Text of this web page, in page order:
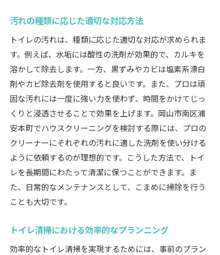
汚れの種類に応じた適切な対応方法
トイレの汚れは、種類に応じた適切な対応が求められま
す。例えば、水垢には酸性の洗剤が効果的で、カルキを
溶かして除去します。一方、黒ずみやカビは塩素系漂白
剤やカビ除去剤を使用すると良いです。また、プロは頑
固な汚れには一度に強い力を使わず、時間をかけてじっ
くりと浸透させることで効果を上げます。岡山市南区浦
安本町でハウスクリーニングを検討する際には、プロの
クリーナーにそれぞれの汚れに適した洗剤を使い分ける
ように依頼するのが理想的です。こうした方法で、トイ
レを長期間にわたって清潔に保つことができます。ま
た、日常的なメンテナンスとして、こまめに掃除を行う
ことも大切です。
トイレ清掃における効率的なプランニング
効率的なトイレ清掃を実現するためには、事前のプラン